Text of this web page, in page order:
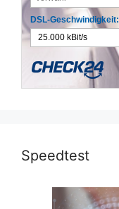
DSL-Geschwindigkeit:
Speedtest